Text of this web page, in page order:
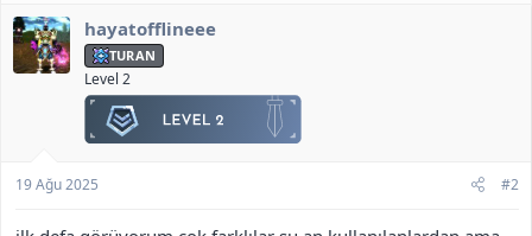
l
e
r
:
hayatofflineee
TURAN
Level 2
19 Ağu 2025 #2